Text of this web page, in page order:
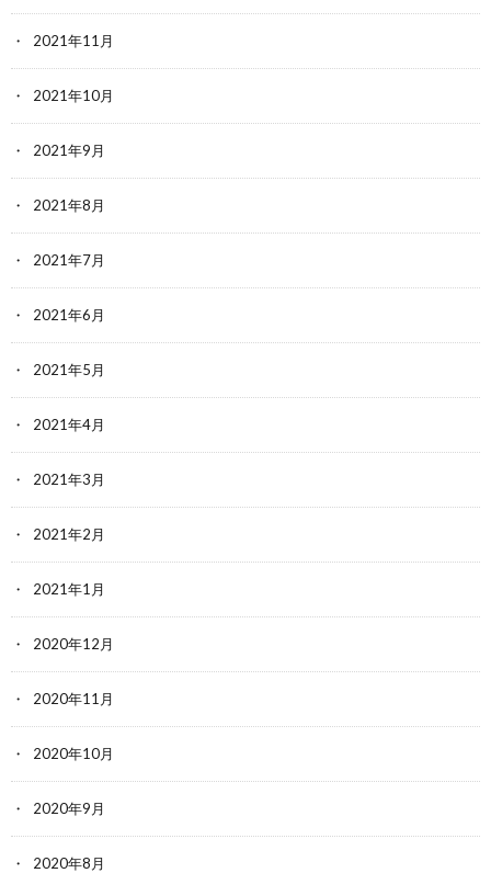
2021年11月
2021年10月
2021年9月
2021年8月
2021年7月
2021年6月
2021年5月
2021年4月
2021年3月
2021年2月
2021年1月
2020年12月
2020年11月
2020年10月
2020年9月
2020年8月